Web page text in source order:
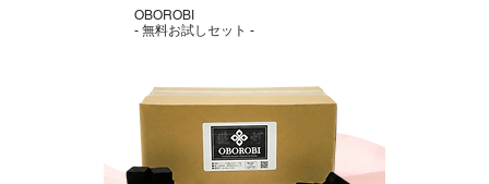
OBOROBI
- 無料お試しセット -